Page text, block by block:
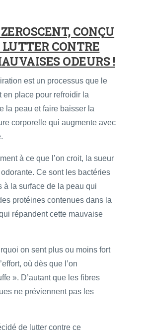
CONÇU
LUTTER CONTRE
ODEURS !
est un processus que le
en place pour refroidir la
la peau et faire baisser la
corporelle qui augmente avec
à ce que l’on croit, la sueur
odorante. Ce sont les bactéries
à la surface de la peau qui
protéines contenues dans la
répandent cette mauvaise
on sent plus ou moins fort
où dès que l’on
». D’autant que les fibres
ne préviennent pas les
de lutter contre ce